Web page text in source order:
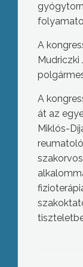
A
A
át az
Miklós-
Új